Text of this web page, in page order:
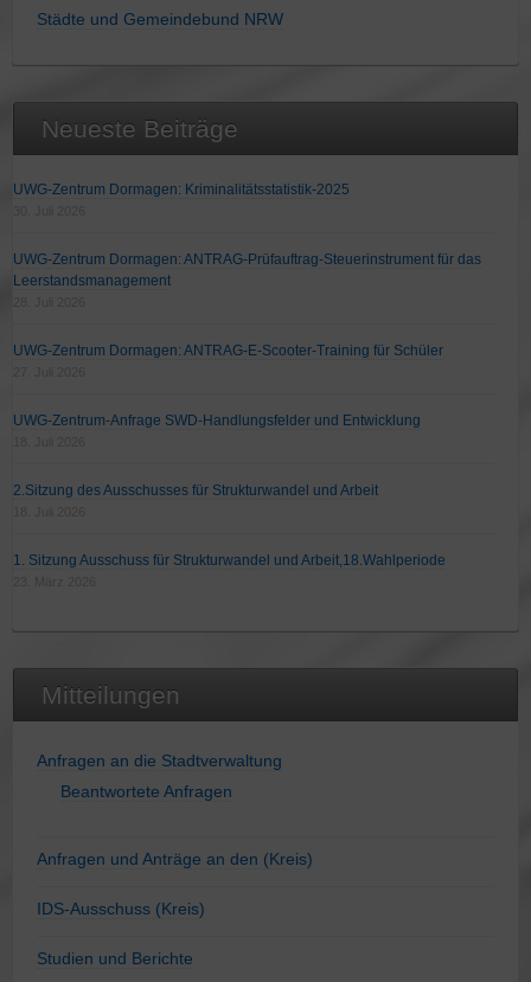
Städte und Gemeindebund NRW
Neueste Beiträge
UWG-Zentrum Dormagen: Kriminalitätsstatistik-2025
UWG-Zentrum Dormagen: ANTRAG-Prüfauftrag-Steuerinstrument für das
Leerstandsmanagement
UWG-Zentrum Dormagen: ANTRAG-E-Scooter-Training für Schüler
UWG-Zentrum-Anfrage SWD-Handlungsfelder und Entwicklung
2.Sitzung des Ausschusses für Strukturwandel und Arbeit
1. Sitzung Ausschuss für Strukturwandel und Arbeit,18.Wahlperiode
Mitteilungen
Anfragen an die Stadtverwaltung
Beantwortete Anfragen
Anfragen und Anträge an den (Kreis)
IDS-Ausschuss (Kreis)
Studien und Berichte